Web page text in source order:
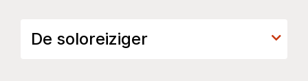
De soloreiziger